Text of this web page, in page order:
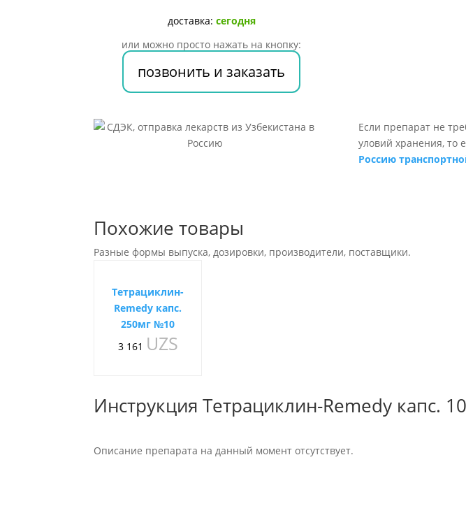
№10
доставка: сегодня
или можно просто нажать на кнопку:
позвонить и заказать
Если препарат не
уловий хранения, то
Россию
Похожие товары
Разные формы выпуска, дозировки, производители, поставщики.
Тетрациклин-
Remedy капс.
250мг №10
3 161 UZS
Инструкция Тетрациклин-Remedy капс.
Описание препарата на данный момент отсутствует.